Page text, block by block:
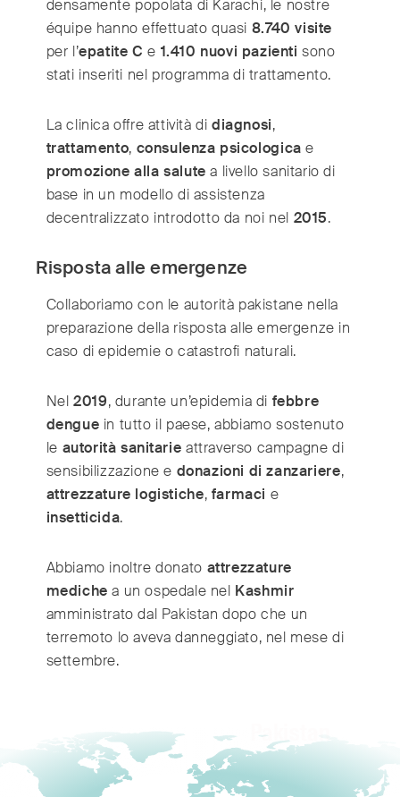
densamente popolata di Karachi, le nostre
équipe hanno effettuato quasi 8.740 visite
per l’epatite C e 1.410 nuovi pazienti sono
stati inseriti nel programma di trattamento.
La clinica offre attività didiagnosi,
trattamento, consulenza psicologica e
promozione alla salute a livello sanitario di
base in un modello di assistenza
decentralizzato introdotto da noi nel 2015.
Risposta alle emergenze
Collaboriamo con le autorità pakistane nella
preparazione della risposta alle emergenze in
caso di epidemie o catastrofi naturali.
Nel 2019, durante un’epidemia di febbre
dengue in tutto il paese, abbiamo sostenuto
le autorità sanitarie attraverso campagne di
sensibilizzazione e donazioni di zanzariere,
attrezzature logistiche, farmaci e
insetticida.
Abbiamo inoltre donato attrezzature
mediche a un ospedale nel Kashmir
amministrato dal Pakistan dopo che un
terremoto lo aveva danneggiato, nel mese di
settembre.
Pakistan